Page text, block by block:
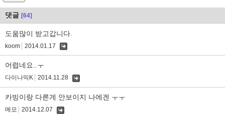
댓글 [64]
도움많이 받고갑니다.
koom 2014.01.17
어렵네요..ㅜ
다이나믹K 2014.11.28
카빙이랑 다른게 안보이지 나에겐 ㅜㅜ
메모 2014.12.07